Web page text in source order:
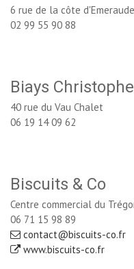
6 rue de la côte d'Emeraude
02 99 55 90 88
Biays Christophe
40 rue du Vau Chalet
06 19 14 09 62
Biscuits & Co
Centre commercial du
06 71 15 98 89
contact@biscuits-co.fr
www.biscuits-co.fr